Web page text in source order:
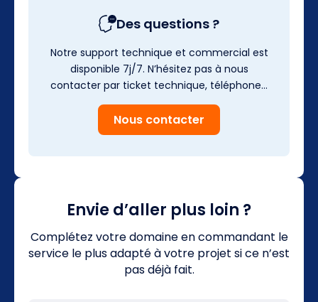
Des questions ?
Notre support technique et commercial est
disponible 7j/7. N’hésitez pas à nous
contacter par ticket technique, téléphone…
Nous contacter
Envie d’aller plus loin ?
Complétez votre domaine en commandant le
service le plus adapté à votre projet si ce n’est
pas déjà fait.